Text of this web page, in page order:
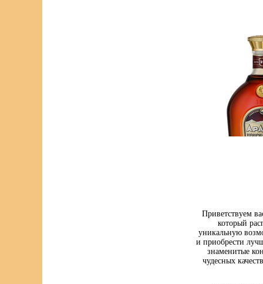
Приветствуем
который
уникальную
и приобрести
знаменитые
чудесных